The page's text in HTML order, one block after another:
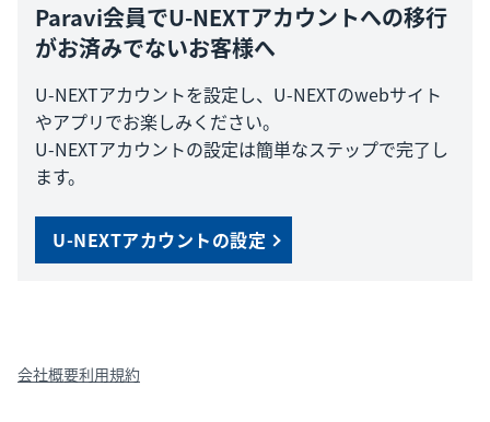
Paravi会員でU-NEXTアカウントへの移行
がお済みでないお客様へ
U-NEXTアカウントを設定し、U-NEXTのwebサイト
やアプリでお楽しみください。
U-NEXTアカウントの設定は簡単なステップで完了し
ます。
U-NEXTアカウントの設定
会社概要利用規約